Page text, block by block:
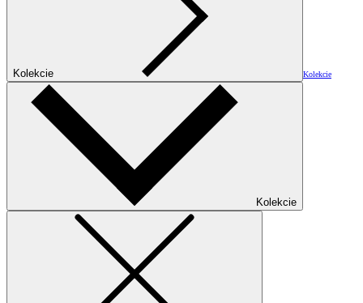
Kolekcie Kolekcie
Kolekcie